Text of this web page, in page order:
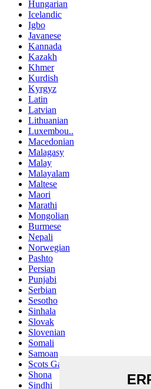
Hungarian
Icelandic
Igbo
Javanese
Kannada
Kazakh
Khmer
Kurdish
Kyrgyz
Latin
Latvian
Lithuanian
Luxembou..
Macedonian
Malagasy
Malay
Malayalam
Maltese
Maori
Marathi
Mongolian
Burmese
Nepali
Norwegian
Pashto
Persian
Punjabi
Serbian
Sesotho
Sinhala
Slovak
Slovenian
Somali
Samoan
Scots Gaelic
Shona
Sindhi